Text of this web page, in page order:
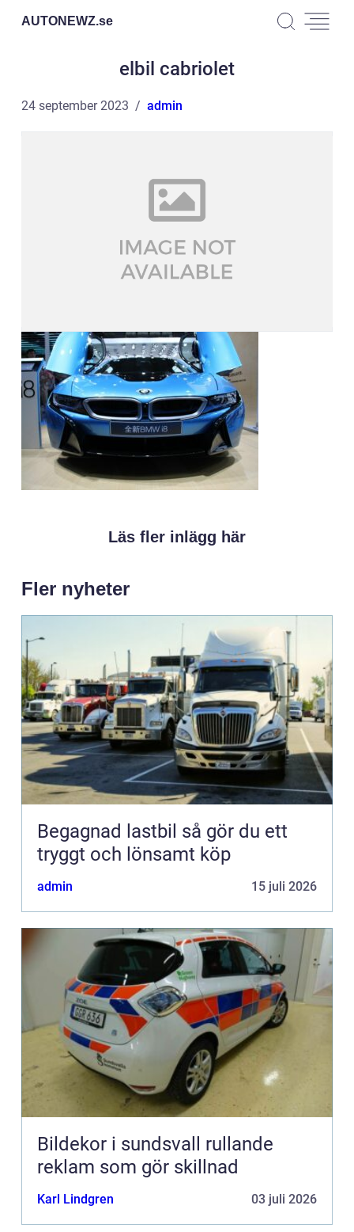
AUTONEWZ.se
elbil cabriolet
24 september 2023 admin
Läs fler inlägg här
Fler nyheter
Begagnad lastbil så gör du ett
tryggt och lönsamt köp
admin 15 juli 2026
Bildekor i sundsvall rullande
reklam som gör skillnad
Karl Lindgren 03 juli 2026